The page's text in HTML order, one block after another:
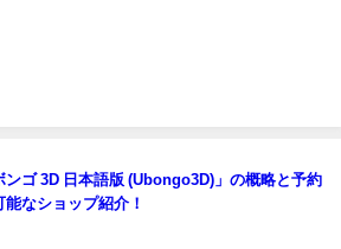
ンゴ 3D 日本語版 (Ubongo3D)」の概略と予約
能なショップ紹介！